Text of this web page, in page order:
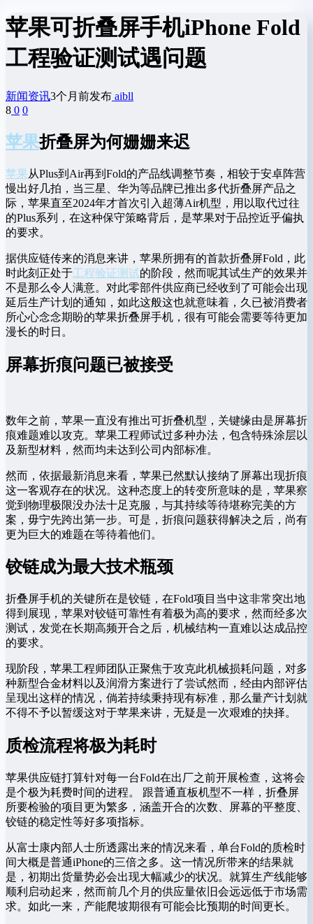
苹果可折叠屏手机iPhone Fold
工程验证测试遇问题
新闻资讯3个月前发布 aibll
8 0 0
苹果折叠屏为何姗姗来迟
苹果从Plus到Air再到Fold的产品线调整节奏，相较于安卓阵营
慢出好几拍，当三星、华为等品牌已推出多代折叠屏产品之
际，苹果直至2024年才首次引入超薄Air机型，用以取代过往
的Plus系列，在这种保守策略背后，是苹果对于品控近乎偏执
的要求。
据供应链传来的消息来讲，苹果所拥有的首款折叠屏Fold，此
时此刻正处于工程验证测试的阶段，然而呢其试生产的效果并
不是那么令人满意。对此零部件供应商已经收到了可能会出现
延后生产计划的通知，如此这般这也就意味着，久已被消费者
所心心念念期盼的苹果折叠屏手机，很有可能会需要等待更加
漫长的时日。
屏幕折痕问题已被接受
数年之前，苹果一直没有推出可折叠机型，关键缘由是屏幕折
痕难题难以攻克。苹果工程师试过多种办法，包含特殊涂层以
及新型材料，然而均未达到公司内部标准。
然而，依据最新消息来看，苹果已然默认接纳了屏幕出现折痕
这一客观存在的状况。这种态度上的转变所意味的是，苹果察
觉到物理极限没办法十足克服，与其持续等待堪称完美的方
案，毋宁先跨出第一步。可是，折痕问题获得解决之后，尚有
更为巨大的难题在等待着他们。
铰链成为最大技术瓶颈
折叠屏手机的关键所在是铰链，在Fold项目当中这非常突出地
得到展现，苹果对铰链可靠性有着极为高的要求，然而经多次
测试，发觉在长期高频开合之后，机械结构一直难以达成品控
的要求。
现阶段，苹果工程师团队正聚焦于攻克此机械损耗问题，对多
种新型合金材料以及润滑方案进行了尝试然而，经由内部评估
呈现出这样的情况，倘若持续秉持现有标准，那么量产计划就
不得不予以暂缓这对于苹果来讲，无疑是一次艰难的抉择。
质检流程将极为耗时
苹果供应链打算针对每一台Fold在出厂之前开展检查，这将会
是个极为耗费时间的进程。 跟普通直板机型不一样，折叠屏
所要检验的项目更为繁多，涵盖开合的次数、屏幕的平整度、
铰链的稳定性等好多项指标。
从富士康内部人士所透露出来的情况来看，单台Fold的质检时
间大概是普通iPhone的三倍之多。这一情况所带来的结果就
是，初期出货量势必会出现大幅减少的状况。就算生产线能够
顺利启动起来，然而前几个月的供应量依旧会远远低于市场需
求。如此一来，产能爬坡期很有可能会比预期的时间更长。